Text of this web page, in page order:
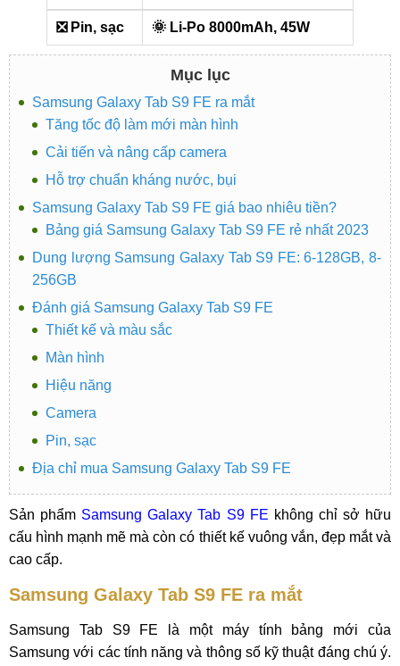
❎ Pin, sạc 🌞 Li-Po 8000mAh, 45W
Mục lục
Samsung Galaxy Tab S9 FE ra mắt
Tăng tốc độ làm mới màn hình
Cải tiến và nâng cấp camera
Hỗ trợ chuẩn kháng nước, bụi
Samsung Galaxy Tab S9 FE giá bao nhiêu tiền?
Bảng giá Samsung Galaxy Tab S9 FE rẻ nhất 2023
Dung lượng Samsung Galaxy Tab S9 FE: 6-128GB, 8-
256GB
Đánh giá Samsung Galaxy Tab S9 FE
Thiết kế và màu sắc
Màn hình
Hiệu năng
Camera
Pin, sạc
Địa chỉ mua Samsung Galaxy Tab S9 FE
Sản phẩm Samsung Galaxy Tab S9 FE không chỉ sở hữu
cấu hình mạnh mẽ mà còn có thiết kế vuông vắn, đẹp mắt và
cao cấp.
Samsung Galaxy Tab S9 FE ra mắt
Samsung Tab S9 FE là một máy tính bảng mới của
Samsung với các tính năng và thông số kỹ thuật đáng chú ý.